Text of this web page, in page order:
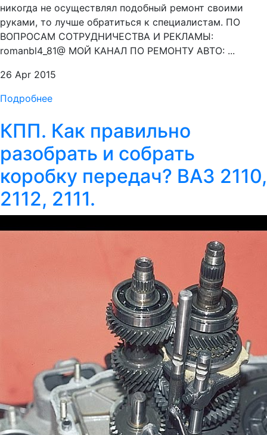
никогда не осуществлял подобный ремонт своими
руками, то лучше обратиться к специалистам. ПО
ВОПРОСАМ СОТРУДНИЧЕСТВА И РЕКЛАМЫ:
romanbl4_81@ МОЙ КАНАЛ ПО РЕМОНТУ АВТО: ...
26 Apr 2015
Подробнее
КПП. Как правильно
разобрать и собрать
коробку передач? ВАЗ 2110,
2112, 2111.